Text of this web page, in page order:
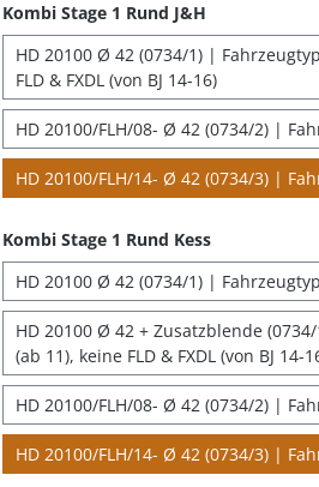
Kombi Stage 1 Rund J&H
HD 20100 Ø 42 (0734/1) |
FLD & FXDL (von BJ 14-16)
HD 20100/FLH/08- Ø 42 (0734/2) |
HD 20100/FLH/14- Ø 42 (0734/3) |
Kombi Stage 1 Rund Kess
HD 20100 Ø 42 (0734/1) |
HD 20100 Ø 42 + Zusatzblende
(ab 11), keine FLD & FXDL (von BJ 14-
HD 20100/FLH/08- Ø 42 (0734/2) |
HD 20100/FLH/14- Ø 42 (0734/3) |